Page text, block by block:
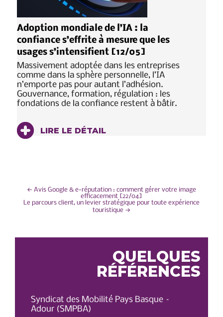
Adoption mondiale de l’IA : la
confiance s’effrite à mesure que les
usages s’intensifient [12/05]
Massivement adoptée dans les entreprises
comme dans la sphère personnelle, l’IA
n’emporte pas pour autant l’adhésion.
Gouvernance, formation, régulation : les
fondations de la confiance restent à bâtir.
LIRE LE DÉTAIL
NAVIGATION
← Avis Google & e-réputation : comment gérer votre image
efficacement [22/04]
Le parcours client, un levier stratégique pour toute expérience
touristique →
QUELQUES
RÉFÉRENCES
Syndicat des Mobilité Pays Basque –
Adour (SMPBA)